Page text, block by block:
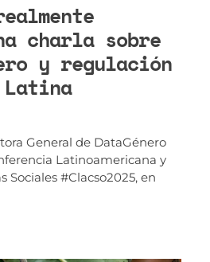
charla sobre
y regulación
Latina
General de DataGénero
Latinoamericana y
Sociales #Clacso2025, en